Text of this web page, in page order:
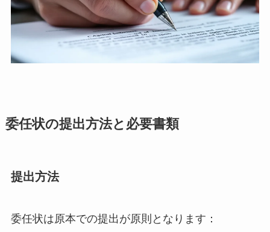
委任状の提出方法と必要書類
提出方法
委任状は原本での提出が原則となります：